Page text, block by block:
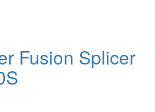
Fusion Splicer